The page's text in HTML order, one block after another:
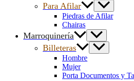
Para Afilar
Piedras de Afilar
Chairas
Marroquinería
Billeteras
Hombre
Mujer
Porta Documentos y